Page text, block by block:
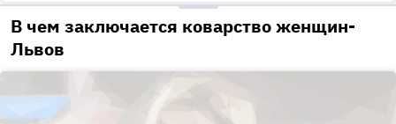
В чем заключается коварство женщин-
Львов